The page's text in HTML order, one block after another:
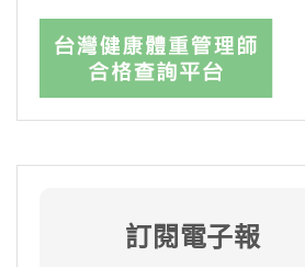
訂閱電子報